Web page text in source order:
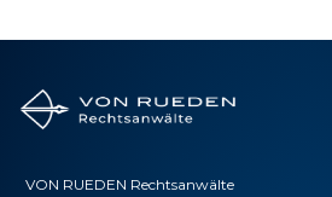
VON RUEDEN Rechtsanwälte